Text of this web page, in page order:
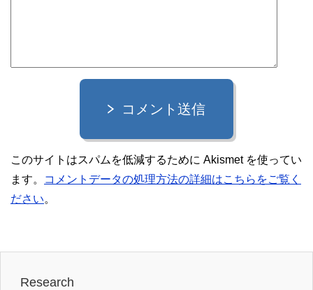
コメント送信
このサイトはスパムを低減するために Akismet を使ってい
ます。
コメントデータの処理方法の詳細はこちらをご覧く
ださい。
Research